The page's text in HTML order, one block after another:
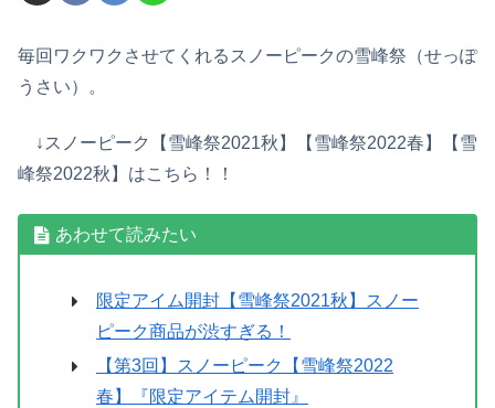
毎回ワクワクさせてくれるスノーピークの雪峰祭（せっぽ
うさい）。
↓スノーピーク【雪峰祭2021秋】【雪峰祭2022春】【雪
峰祭2022秋】はこちら！！
あわせて読みたい
限定アイム開封【雪峰祭2021秋】スノー
ピーク商品が渋すぎる！
【第3回】スノーピーク【雪峰祭2022
春】『限定アイテム開封』